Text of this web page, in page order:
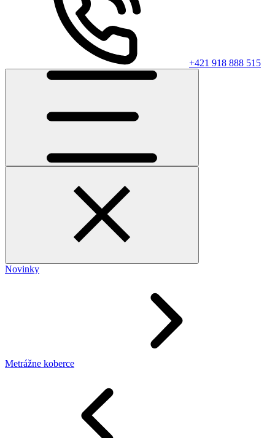
+421 918 888 515
Novinky
Metrážne koberce